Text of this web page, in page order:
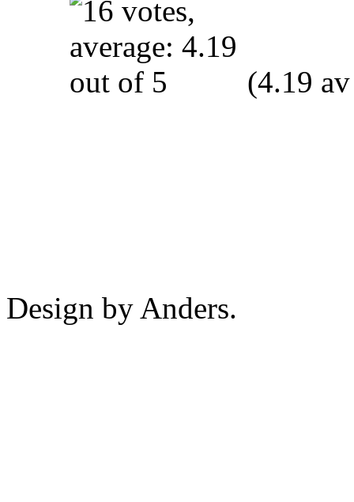
(4.19
Design by Anders.